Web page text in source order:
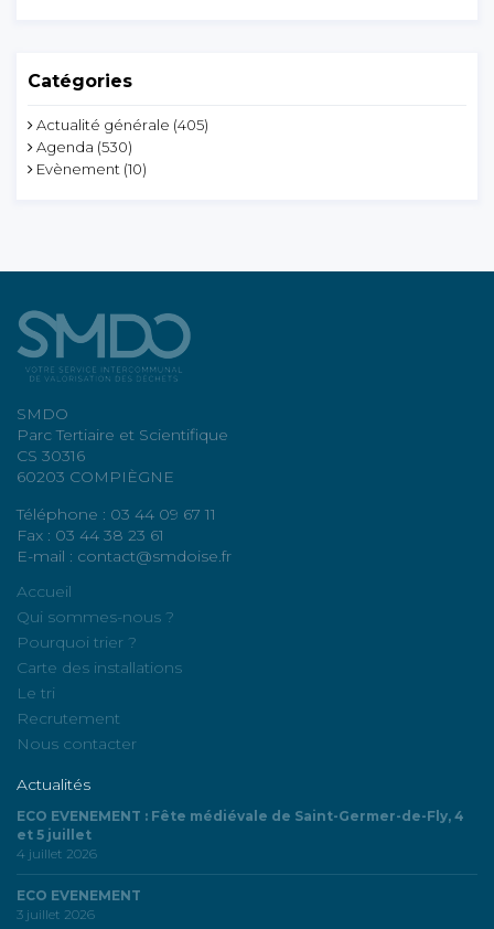
Catégories
Actualité générale (405)
Agenda (530)
Evènement (10)
SMDO
Parc Tertiaire et Scientifique
CS 30316
60203 COMPIÈGNE
Téléphone : 03 44 09 67 11
Fax : 03 44 38 23 61
E-mail : contact@smdoise.fr
Accueil
Qui sommes-nous ?
Pourquoi trier ?
Carte des installations
Le tri
Recrutement
Nous contacter
Actualités
ECO EVENEMENT : Fête médiévale de Saint-Germer-de-Fly, 4
et 5 juillet
4 juillet 2026
ECO EVENEMENT
3 juillet 2026